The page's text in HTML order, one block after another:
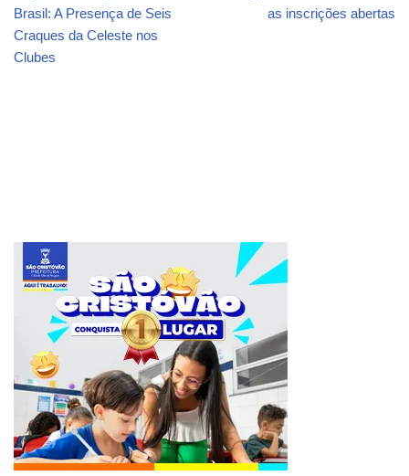
Brasil: A Presença de Seis
Craques da Celeste nos
Clubes
as inscrições abertas